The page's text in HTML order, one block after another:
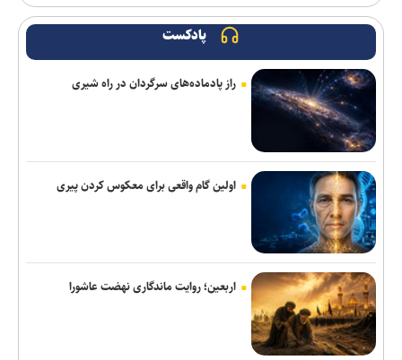
صادقی سرمربی ساپیا شد
پزشکیان: امروز مهمترین دغدغه و نگرانی بنده معیشت مردم است/
انسجام اجتماعی مهمترین عامل ناکام ماندن دشمنان
سناتور آمریکایی: جنگ غیرقانونی ترامپ علیه ایران باید فوراً متوقف
شود
مخبر: قلمِ خبرنگارِ ایرانی از سلاح دشمن کاراتر است
ادعای حکومت جولانی درباره خنثی‌سازی عملیات داعش در دمشق
روسیه: رقابت برای دبیرکلی سازمان ملل همچنان باز است
قالیباف: قلم، امتداد شمشیر عدالت و رسانه، سنگر پاسداری از حقیقت
است
یورش صهیونیست‌ها به چند منطقه در کرانه باختری
پادکست
راز پادماده‌های سرگردان در راه شیری
اولین گام واقعی برای معکوس کردن پیری
اربعین؛ روایت ماندگاری نهضت عاشورا